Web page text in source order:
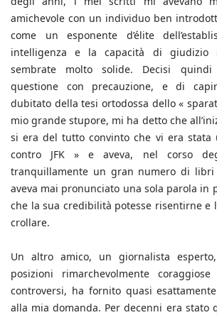
amichevole con un individuo ben
come un esponente d’élite
intelligenza e la capacità di giudizio
sembrate molto solide. Decisi
questione con precauzione, e di
dubitato della tesi ortodossa dello «
mio grande stupore, mi ha detto che
si era del tutto convinto che vi era stata
contro JFK » e aveva, nel corso
tranquillamente un gran numero di
aveva mai pronunciato una sola parola in
che la sua credibilità potesse risentirne e
crollare.
Un altro amico, un giornalista
posizioni rimarchevolmente
controversi, ha fornito quasi
alla mia domanda. Per decenni era stato